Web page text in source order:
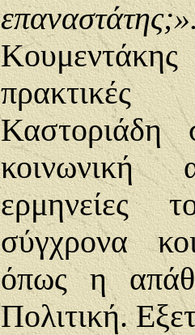
επαναστάτης;
κοινωνική
ερμηνείες
σύγχρονα
όπως η
Πολιτική.